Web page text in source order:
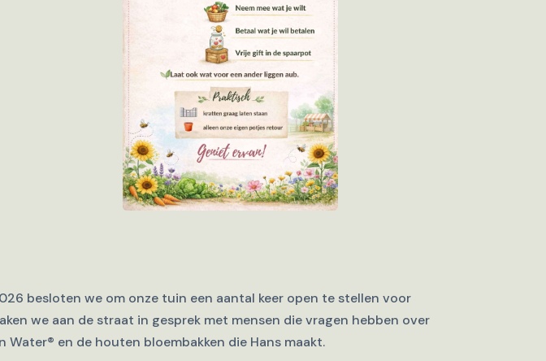
besloten we om onze tuin een aantal keer open te stellen voor
we aan de straat in gesprek met mensen die vragen hebben over
Water® en de houten bloembakken die Hans maakt.